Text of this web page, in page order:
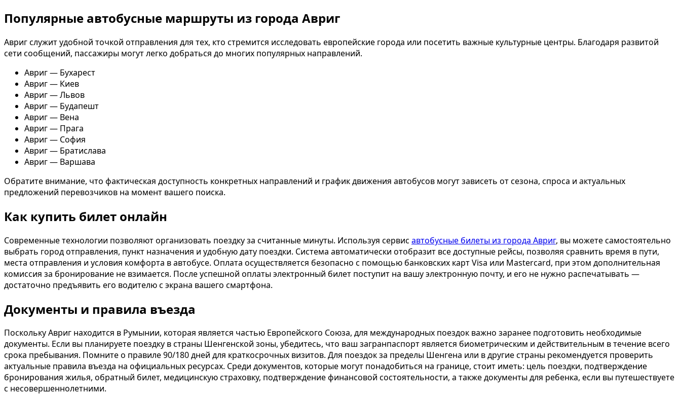
Популярные автобусные маршруты из города Авриг
Авриг служит удобной точкой отправления для тех, кто стремится исследовать европейские города или посетить важные культурные центры. Благодаря развитой
сети сообщений, пассажиры могут легко добраться до многих популярных направлений.
Авриг — Бухарест
Авриг — Киев
Авриг — Львов
Авриг — Будапешт
Авриг — Вена
Авриг — Прага
Авриг — София
Авриг — Братислава
Авриг — Варшава
Обратите внимание, что фактическая доступность конкретных направлений и график движения автобусов могут зависеть от сезона, спроса и актуальных
предложений перевозчиков на момент вашего поиска.
Как купить билет онлайн
Современные технологии позволяют организовать поездку за считанные минуты. Используя сервис автобусные билеты из города Авриг, вы можете самостоятельно
выбрать город отправления, пункт назначения и удобную дату поездки. Система автоматически отобразит все доступные рейсы, позволяя сравнить время в пути,
места отправления и условия комфорта в автобусе. Оплата осуществляется безопасно с помощью банковских карт Visa или Mastercard, при этом дополнительная
комиссия за бронирование не взимается. После успешной оплаты электронный билет поступит на вашу электронную почту, и его не нужно распечатывать —
достаточно предъявить его водителю с экрана вашего смартфона.
Документы и правила въезда
Поскольку Авриг находится в Румынии, которая является частью Европейского Союза, для международных поездок важно заранее подготовить необходимые
документы. Если вы планируете поездку в страны Шенгенской зоны, убедитесь, что ваш загранпаспорт является биометрическим и действительным в течение всего
срока пребывания. Помните о правиле 90/180 дней для краткосрочных визитов. Для поездок за пределы Шенгена или в другие страны рекомендуется проверить
актуальные правила въезда на официальных ресурсах. Среди документов, которые могут понадобиться на границе, стоит иметь: цель поездки, подтверждение
бронирования жилья, обратный билет, медицинскую страховку, подтверждение финансовой состоятельности, а также документы для ребенка, если вы путешествуете
с несовершеннолетними.